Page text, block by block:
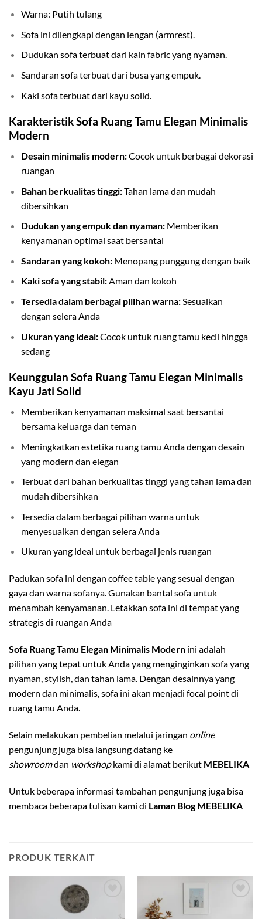
Warna: Putih tulang
Sofa ini dilengkapi dengan lengan (armrest).
Dudukan sofa terbuat dari kain fabric yang nyaman.
Sandaran sofa terbuat dari busa yang empuk.
Kaki sofa terbuat dari kayu solid.
Karakteristik Sofa Ruang Tamu Elegan Minimalis
Modern
Desain minimalis modern:Cocok untuk berbagai dekorasi
ruangan
Bahan berkualitas tinggi:Tahan lama dan mudah
dibersihkan
Dudukan yang empuk dan nyaman:Memberikan
kenyamanan optimal saat bersantai
Sandaran yang kokoh:Menopang punggung dengan baik
Kaki sofa yang stabil:Aman dan kokoh
Tersedia dalam berbagai pilihan warna:Sesuaikan
dengan selera Anda
Ukuran yang ideal:Cocok untuk ruang tamu kecil hingga
sedang
Keunggulan Sofa Ruang Tamu Elegan Minimalis
Kayu Jati Solid
Memberikan kenyamanan maksimal saat bersantai
bersama keluarga dan teman
Meningkatkan estetika ruang tamu Anda dengan desain
yang modern dan elegan
Terbuat dari bahan berkualitas tinggi yang tahan lama dan
mudah dibersihkan
Tersedia dalam berbagai pilihan warna untuk
menyesuaikan dengan selera Anda
Ukuran yang ideal untuk berbagai jenis ruangan
Padukan sofa ini dengan coffee table yang sesuai dengan
gaya dan warna sofanya. Gunakan bantal sofa untuk
menambah kenyamanan. Letakkan sofa ini di tempat yang
strategis di ruangan Anda
Sofa Ruang Tamu Elegan Minimalis Modern ini adalah
pilihan yang tepat untuk Anda yang menginginkan sofa yang
nyaman, stylish, dan tahan lama. Dengan desainnya yang
modern dan minimalis, sofa ini akan menjadi focal point di
ruang tamu Anda.
Selain melakukan pembelian melalui jaringan online
pengunjung juga bisa langsung datang ke
showroomdan workshopkami di alamat berikut MEBELIKA
Untuk beberapa informasi tambahan pengunjung juga bisa
membaca beberapa tulisan kami di Laman Blog MEBELIKA
PRODUK TERKAIT